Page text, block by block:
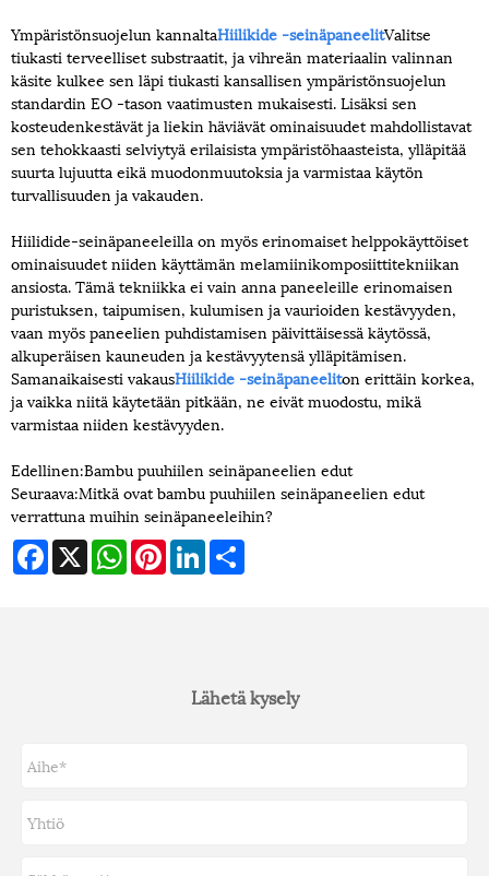
Ympäristönsuojelun kannaltaHiilikide -seinäpaneelitValitse
tiukasti terveelliset substraatit, ja vihreän materiaalin valinnan
käsite kulkee sen läpi tiukasti kansallisen ympäristönsuojelun
standardin EO -tason vaatimusten mukaisesti. Lisäksi sen
kosteudenkestävät ja liekin häviävät ominaisuudet mahdollistavat
sen tehokkaasti selviytyä erilaisista ympäristöhaasteista, ylläpitää
suurta lujuutta eikä muodonmuutoksia ja varmistaa käytön
turvallisuuden ja vakauden.
Hiilidide-seinäpaneeleilla on myös erinomaiset helppokäyttöiset
ominaisuudet niiden käyttämän melamiinikomposiittitekniikan
ansiosta. Tämä tekniikka ei vain anna paneeleille erinomaisen
puristuksen, taipumisen, kulumisen ja vaurioiden kestävyyden,
vaan myös paneelien puhdistamisen päivittäisessä käytössä,
alkuperäisen kauneuden ja kestävyytensä ylläpitämisen.
Samanaikaisesti vakausHiilikide -seinäpaneeliton erittäin korkea,
ja vaikka niitä käytetään pitkään, ne eivät muodostu, mikä
varmistaa niiden kestävyyden.
Edellinen:Bambu puuhiilen seinäpaneelien edut
Seuraava:Mitkä ovat bambu puuhiilen seinäpaneelien edut
verrattuna muihin seinäpaneeleihin?
Facebook
X WhatsAppPinterestLinkedIn
Lähetä kysely